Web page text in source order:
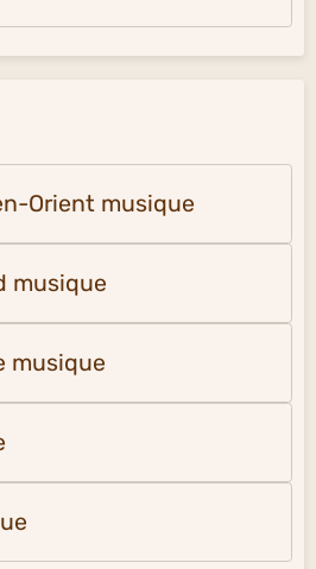
Orient musique
musique
musique